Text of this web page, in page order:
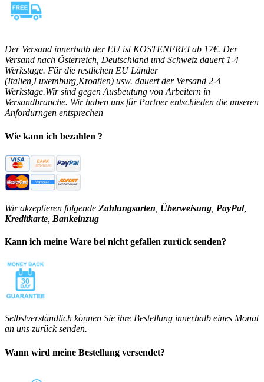
Der Versand innerhalb der EU ist KOSTENFREI ab 17€. Der
Versand nach Österreich, Deutschland und Schweiz dauert 1-4
Werkstage. Für die restlichen EU Länder
(Italien,Luxemburg,Kroatien) usw. dauert der Versand 2-4
Werkstage.Wir sind gegen Ausbeutung von Arbeitern in
Versandbranche. Wir haben uns für Partner entschieden die unseren
Anfordurngen entsprechen
Wie kann ich bezahlen ?
Wir akzeptieren folgende Zahlungsarten Überweisung PayPal,
Kreditkarte Bankeinzug
Kann ich meine Ware bei nicht gefallen zurück senden?
Selbstverständlich können Sie ihre Bestellung innerhalb eines Monat
an uns zurück senden.
Wann wird meine Bestellung versendet?